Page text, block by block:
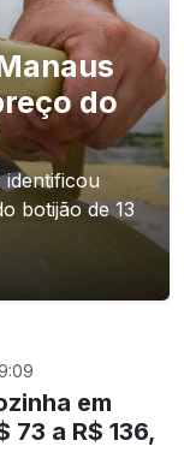
do
botijão de 13
em
73 a R$ 136,